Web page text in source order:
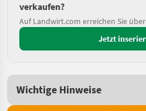
verkaufen?
Auf Landwirt.com erreichen Sie
Jetzt
Wichtige Hinweise